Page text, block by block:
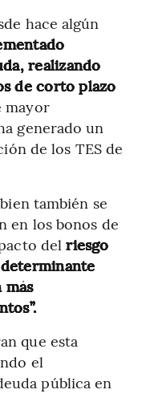
hace algún
realizando
de corto plazo
mayor
generado un
de los TES de
también se
en los bonos de
delriesgo
que esta
el
pública en